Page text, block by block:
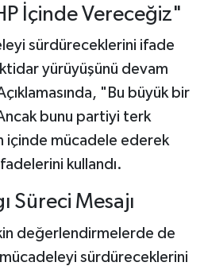
İçinde Vereceğiz"
sürdüreceklerini ifade
yürüyüşünü devam
"Bu büyük bir
bunu partiyi terk
içinde mücadele ederek
kullandı.
Süreci Mesajı
değerlendirmelerde de
sürdüreceklerini